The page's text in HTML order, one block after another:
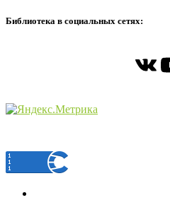
Библиотека в социальных сетях: